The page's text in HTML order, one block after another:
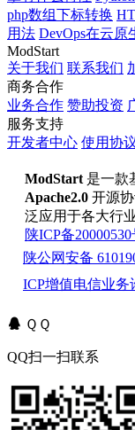
php数组下标转换
用法 DevOps在云
ModStart
关于我们 联系我们
商务合作
业务合作 赞助投资
服务支持
开发者中心 使用协
ModStart 是一款
Apache2.0 开源
泛应用于各大行业
陕ICP备
陕公网安备
ICP增值电信业务
ＱＱ
QQ扫一扫联系